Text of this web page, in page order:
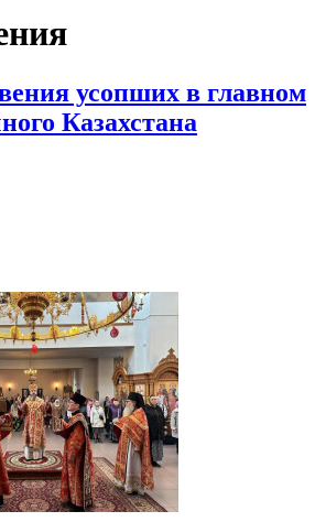
усопших в главном
Казахстана